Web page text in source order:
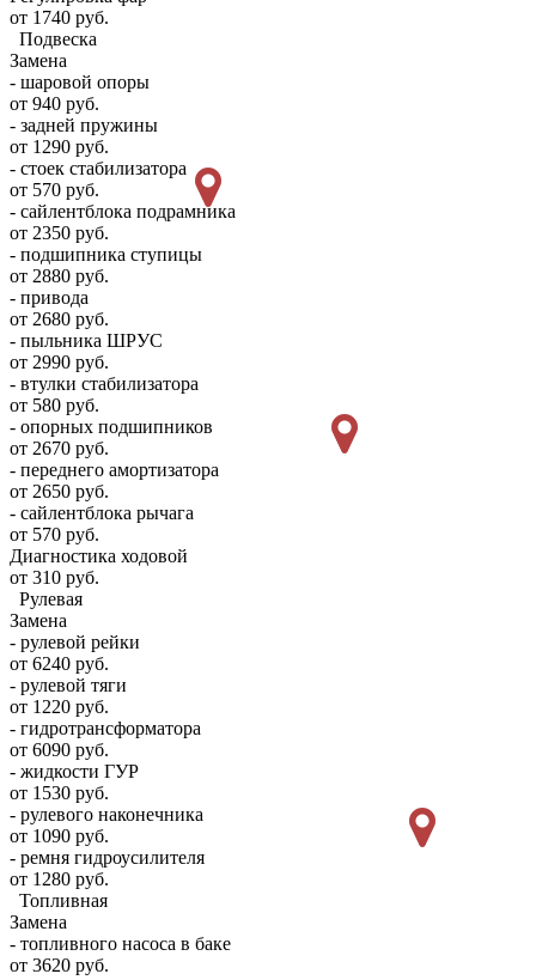
от 1740 руб.
Подвеска
Замена
- шаровой опоры
от 940 руб.
- задней пружины
от 1290 руб.
- стоек стабилизатора
от 570 руб.
- сайлентблока подрамника
от 2350 руб.
- подшипника ступицы
от 2880 руб.
- привода
от 2680 руб.
- пыльника ШРУС
от 2990 руб.
- втулки стабилизатора
от 580 руб.
- опорных подшипников
от 2670 руб.
- переднего амортизатора
от 2650 руб.
- сайлентблока рычага
от 570 руб.
Диагностика ходовой
от 310 руб.
Рулевая
Замена
- рулевой рейки
от 6240 руб.
- рулевой тяги
от 1220 руб.
- гидротрансформатора
от 6090 руб.
- жидкости ГУР
от 1530 руб.
- рулевого наконечника
от 1090 руб.
- ремня гидроусилителя
от 1280 руб.
Топливная
Замена
- топливного насоса в баке
от 3620 руб.